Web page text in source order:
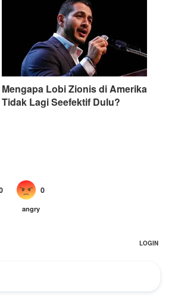
Mengapa Lobi Zionis di Amerika
Tidak Lagi Seefektif Dulu?